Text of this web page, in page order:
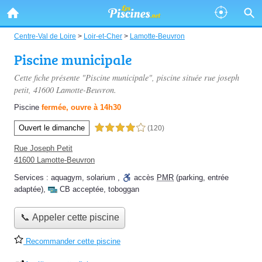
Centre-Val de Loire > Loir-et-Cher > Lamotte-Beuvron
Piscine municipale
Cette fiche présente "Piscine municipale", piscine située rue joseph
petit, 41600 Lamotte-Beuvron.
Piscine fermée, ouvre à 14h30
Ouvert le dimanche 4,0 étoiles sur 5 (120)
Rue Joseph Petit
41600 Lamotte-Beuvron
Services : aquagym, solarium , accès PMR (parking, entrée
adaptée), CB acceptée, toboggan
📞 Appeler cette piscine
Recommander cette piscine